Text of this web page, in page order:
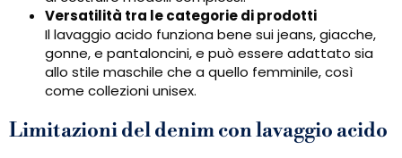
Versatilità tra le categorie di prodotti
Il lavaggio acido funziona bene sui jeans, giacche,
gonne, e pantaloncini, e può essere adattato sia
allo stile maschile che a quello femminile, così
come collezioni unisex.
Limitazioni del denim con lavaggio acido